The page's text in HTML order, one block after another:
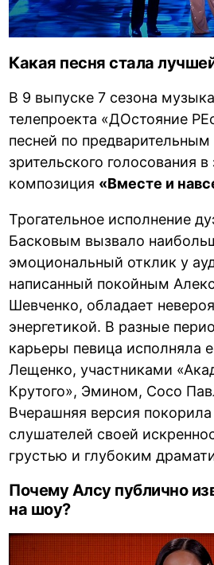
Какая песня стала
В 9 выпуске 7 сезона
телепроекта «ДОстояние
песней по предварительным
зрительского голосования в
композиция «Вместе и
Трогательное исполнение
Басковым вызвало
эмоциональный отклик у
написанный покойным
Шевченко, обладает
энергетикой. В разные
карьеры певица исполняла
Лещенко, участниками
Крутого», Эмином, Сосо
Вчерашняя версия
слушателей своей
грустью и глубоким
Почему Алсу публично
на шоу?